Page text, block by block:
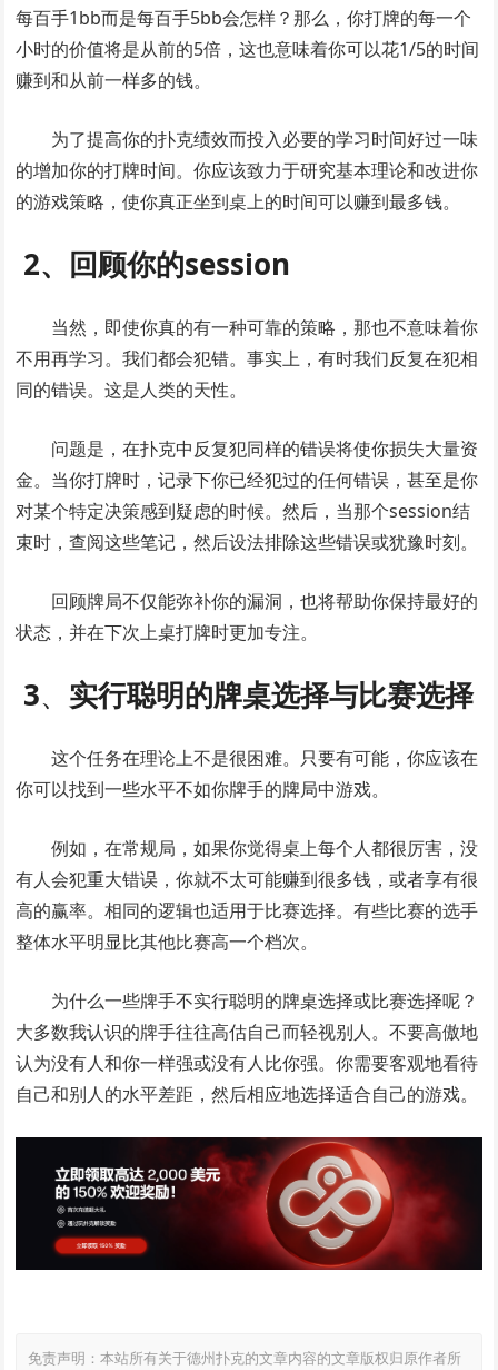
每百手1bb而是每百手5bb会怎样？那么，你打牌的每一个
小时的价值将是从前的5倍，这也意味着你可以花1/5的时间
赚到和从前一样多的钱。
为了提高你的扑克绩效而投入必要的学习时间好过一味
的增加你的打牌时间。你应该致力于研究基本理论和改进你
的游戏策略，使你真正坐到桌上的时间可以赚到最多钱。
2、回顾你的session
当然，即使你真的有一种可靠的策略，那也不意味着你
不用再学习。我们都会犯错。事实上，有时我们反复在犯相
同的错误。这是人类的天性。
问题是，在扑克中反复犯同样的错误将使你损失大量资
金。当你打牌时，记录下你已经犯过的任何错误，甚至是你
对某个特定决策感到疑虑的时候。然后，当那个session结
束时，查阅这些笔记，然后设法排除这些错误或犹豫时刻。
回顾牌局不仅能弥补你的漏洞，也将帮助你保持最好的
状态，并在下次上桌打牌时更加专注。
3、 实行聪明的牌桌选择与比赛选择
这个任务在理论上不是很困难。只要有可能，你应该在
你可以找到一些水平不如你牌手的牌局中游戏。
例如，在常规局，如果你觉得桌上每个人都很厉害，没
有人会犯重大错误，你就不太可能赚到很多钱，或者享有很
高的赢率。相同的逻辑也适用于比赛选择。有些比赛的选手
整体水平明显比其他比赛高一个档次。
为什么一些牌手不实行聪明的牌桌选择或比赛选择呢？
大多数我认识的牌手往往高估自己而轻视别人。不要高傲地
认为没有人和你一样强或没有人比你强。你需要客观地看待
自己和别人的水平差距，然后相应地选择适合自己的游戏。
免责声明：本站所有关于德州扑克的文章内容的文章版权归原作者所